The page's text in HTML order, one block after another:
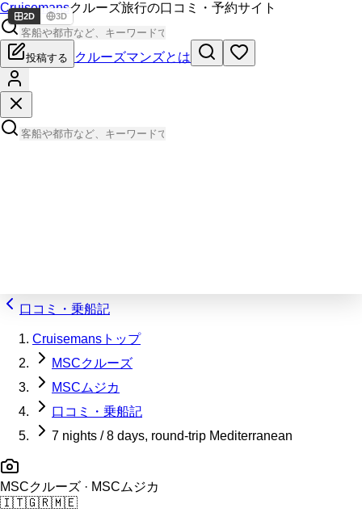
Cruisemansクルーズ旅行の口コミ・予約サイト
投稿する クルーズマンズとは
口コミ・乗船記
Cruisemansトップ
MSCクルーズ
MSCムジカ
口コミ・乗船記
7 nights / 8 days, round-trip Mediterranean
MSCクルーズ · MSCムジカ
🇮🇹🇬🇷🇲🇪
2D 3D